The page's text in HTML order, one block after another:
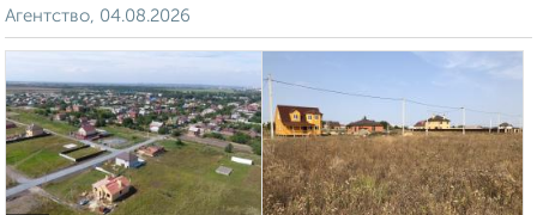
Агентство, 04.08.2026